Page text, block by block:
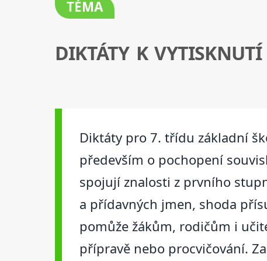
TÉMA
DIKTÁTY K VYTISKNUTÍ
Diktáty pro 7. třídu základní
především o pochopení
spojují znalosti z prvního
a přídavných jmen, shoda
pomůže žákům, rodičům i
přípravě nebo procvičování.